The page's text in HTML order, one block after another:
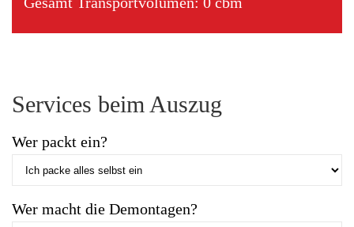
Services beim Auszug
Wer packt ein?
Wer macht die Demontagen?